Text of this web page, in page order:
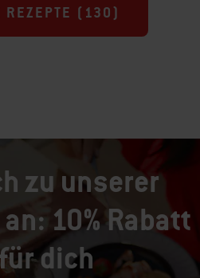
REZEPTE ( 130 )
zu unserer
10% Rabatt
dich